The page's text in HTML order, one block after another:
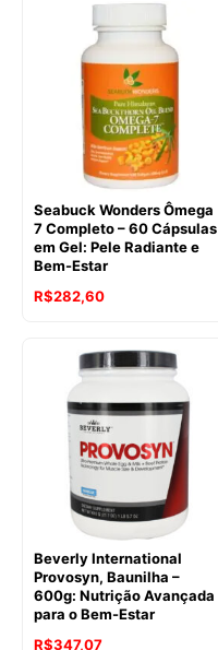
Seabuck Wonders Ômega
7 Completo – 60 Cápsulas
em Gel: Pele Radiante e
Bem-Estar
R$282,60
Beverly International
Provosyn, Baunilha –
600g: Nutrição Avançada
para o Bem-Estar
R$347,07